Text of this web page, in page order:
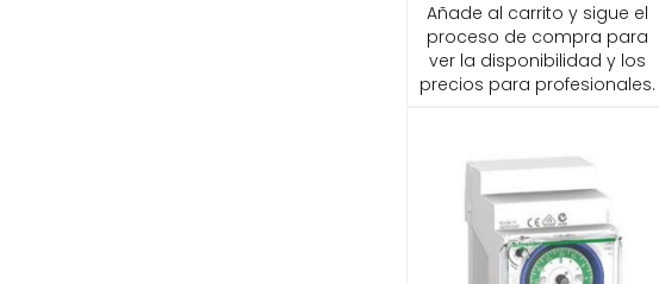
Añade al carrito y sigue el
proceso de compra para
ver la disponibilidad y los
precios para profesionales.